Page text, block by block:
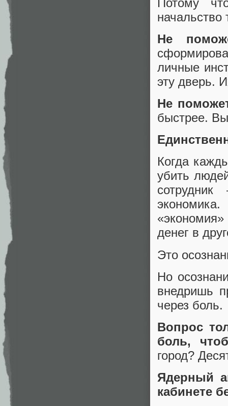
начальство
Не
личные
эту дверь.
Не
быстрее. Вы
Когда
убить
денег в
Это
Но
внедришь
через боль.
Вопрос
боль,
город?
Ядерный
кабинете